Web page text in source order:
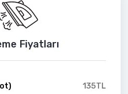
Fiyatları
135TL